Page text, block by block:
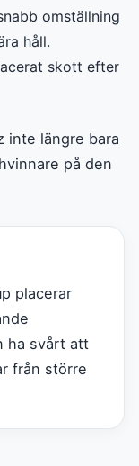
omställning
håll.
skott efter
inte längre bara
på den
placerar
ha svårt att
från större